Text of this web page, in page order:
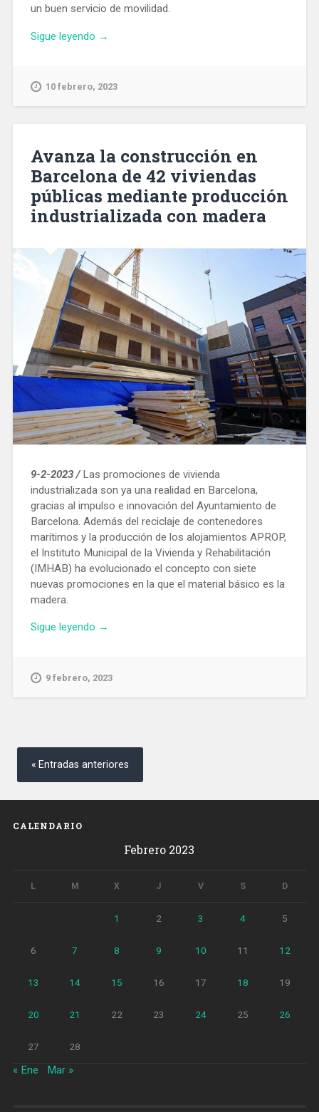
un buen servicio de movilidad.
Sigue leyendo «Los
TMB
información
con
más
de
1.600
pantallas»
→
10 febrero, 2023
Avanza la construcción en
Barcelona de 42 viviendas
públicas mediante producción
industrializada con madera
9-2-2023 / Las promociones de vivienda
industrializada son ya una realidad en Barcelona,
gracias al impulso e innovación del Ayuntamiento de
Barcelona. Además del reciclaje de contenedores
marítimos y la producción de los alojamientos APROP,
el Instituto Municipal de la Vivienda y Rehabilitación
(IMHAB) ha evolucionado el concepto con siete
nuevas promociones en la que el material básico es la
madera.
Sigue leyendo «Avanza
en
mediante
producción
industrializada
→
9 febrero, 2023
Navegación
Entradas anteriores
CALENDARIO
Febrero 2023
L M X J V S D
1 2 3 4 5
6 7 8 9 10 11 12
13 14 15 16 17 18 19
20 21 22 23 24 25 26
27 28
« Ene Mar »